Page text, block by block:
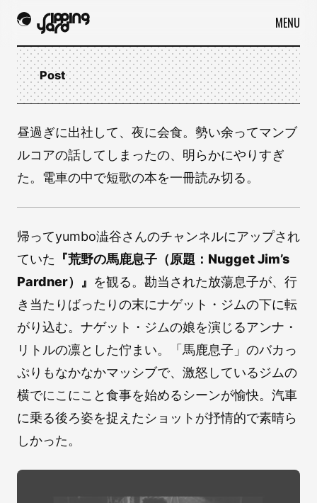
MENU
Post
昼過ぎに出社して、夜に会食。勢い余ってマンブ
ルコアの話してしまったの、明らかにやりすぎ
た。電車の中で短歌の本を一冊読み切る。
帰ってyumbo澁谷さんのチャンネルにアップされ
ていた 『荒野の馬鹿息子（原題：Nugget Jim’s
Pardner）』 を観る。勘当された放蕩息子が、行
き当たりばったりの末にナゲット・ジムの下に転
がり込む。ナゲット・ジムの娘を演じるアンナ・
リトルの凛とした佇まい。「馬鹿息子」のバカっ
ぷりもなかなかマッシブで、激怒しているジムの
横でにこにこと食事を始めるシーンが愉快。汽車
に乗る後ろ姿を捉えたショットが抒情的で素晴ら
しかった。